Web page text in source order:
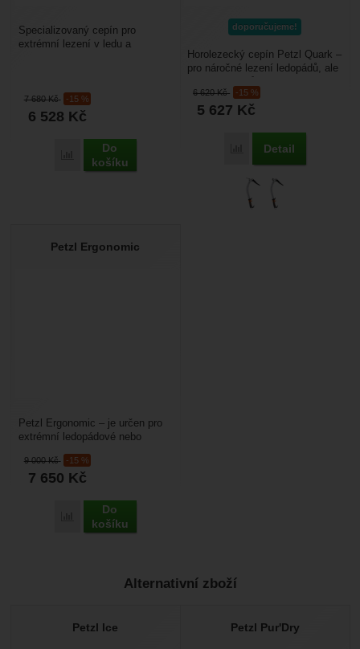
7 680Kč -15 %
6 528 Kč
Porovnat
Do
košíku
Specializovaný cepín pro
extrémní lezení v ledu a
doporučujeme!
6 620Kč -15 %
5 627 Kč
Porovnat
Detail
Horolezecký cepín Petzl Quark –
pro náročné lezení ledopádů, ale
drytooling....
Petzl Ergonomic
9 000Kč -15 %
7 650 Kč
Porovnat
Do
košíku
Petzl Ergonomic – je určen pro
extrémní ledopádové nebo
i pro závodu v lezení...
Alternativní zboží
Petzl Ice Petzl Pur'Dry